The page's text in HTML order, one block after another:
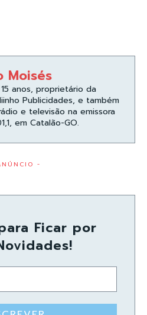
Moisés
anos, proprietário da
Publicidades, e também
e televisão na emissora
em Catalão-GO.
-
Ficar por